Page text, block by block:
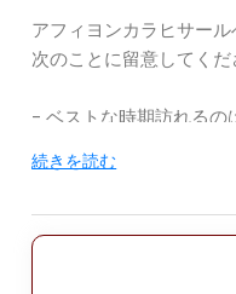
アフィヨンカラヒサール
次のことに留意してくだ
- ベストな時期訪れるの
る可能性があります。
スがあります。 、いく
続きを読む